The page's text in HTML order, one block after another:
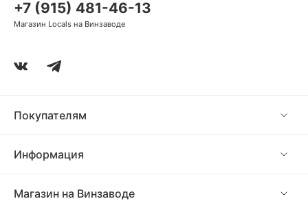
Покупателям
Информация
Магазин на Винзаводе
+7 (915) 481-46-13
Магазин Locals на Винзаводе